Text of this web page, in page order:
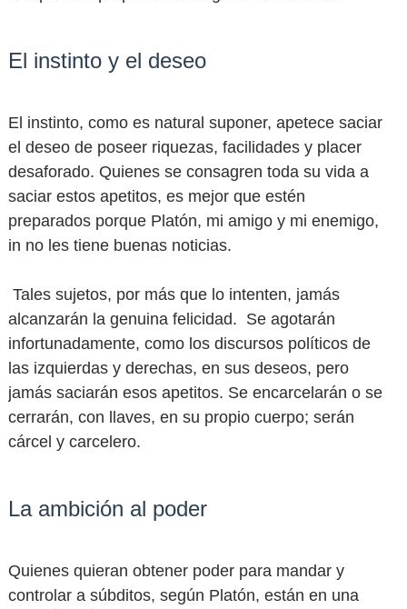
El instinto y el deseo
El instinto, como es natural suponer, apetece saciar
el deseo de poseer riquezas, facilidades y placer
desaforado. Quienes se consagren toda su vida a
saciar estos apetitos, es mejor que estén
preparados porque Platón, mi amigo y mi enemigo,
in no les tiene buenas noticias.
Tales sujetos, por más que lo intenten, jamás
alcanzarán la genuina felicidad. Se agotarán
infortunadamente, como los discursos políticos de
las izquierdas y derechas, en sus deseos, pero
jamás saciarán esos apetitos. Se encarcelarán o se
cerrarán, con llaves, en su propio cuerpo; serán
cárcel y carcelero.
La ambición al poder
Quienes quieran obtener poder para mandar y
controlar a súbditos, según Platón, están en una